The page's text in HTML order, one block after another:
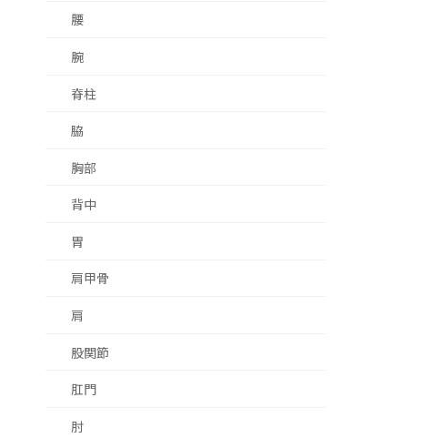
腰
腕
脊柱
脇
胸部
背中
胃
肩甲骨
肩
股関節
肛門
肘